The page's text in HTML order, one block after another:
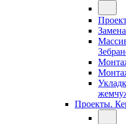
Проекты.